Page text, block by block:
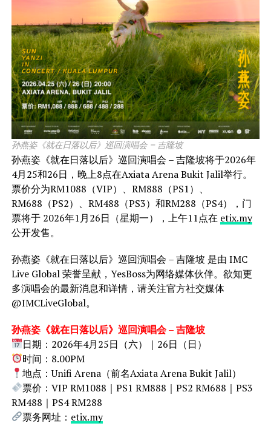
孙燕姿《就在日落以后》巡回演唱会 – 吉隆坡
孙燕姿《就在日落以后》巡回演唱会 – 吉隆坡将于2026年
4月25和26日，晚上8点在Axiata Arena Bukit Jalil举行。
票价分为RM1088（VIP）、RM888（PS1）、
RM688（PS2）、RM488（PS3）和RM288（PS4），门
票将于 2026年1月26日（星期一），上午11点在 etix.my
公开发售。
孙燕姿《就在日落以后》巡回演唱会 – 吉隆坡 是由 IMC
Live Global 荣誉呈献，YesBoss为网络媒体伙伴。欲知更
多演唱会的最新消息和详情，请关注官方社交媒体
@IMCLiveGlobal。
孙燕姿《就在日落以后》巡回演唱会 – 吉隆坡
日期：2026年4月25日（六）｜26日（日）
时间：8.00PM
地点：Unifi Arena（前名Axiata Arena Bukit Jalil）
票价：VIP RM1088｜PS1 RM888｜PS2 RM688｜PS3
RM488｜PS4 RM288
票务网址： etix.my